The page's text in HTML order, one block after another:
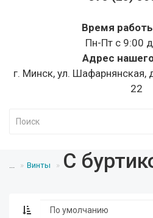
Время
Пн-Пт с 9:00
Адрес
г. Минск, ул. Шафарнянская,
22
Винты С